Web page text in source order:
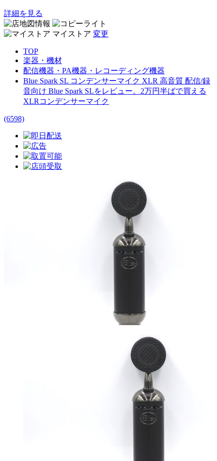
詳細を見る
マイストア 変更
TOP
楽器・機材
配信機器・PA機器・レコーディング機器
Blue Spark SL コンデンサーマイク XLR 高音質 配信/録
音向け Blue Spark SLをレビュー。2万円半ばで買える
XLRコンデンサーマイク
(6598)